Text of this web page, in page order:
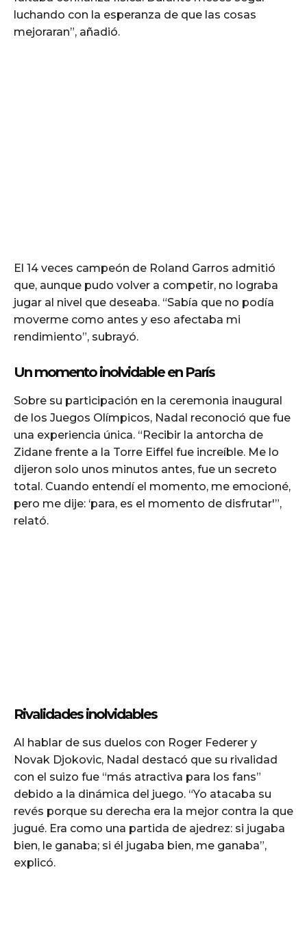
luchando con la esperanza de que las cosas
mejoraran”, añadió.
El 14 veces campeón de Roland Garros admitió
que, aunque pudo volver a competir, no lograba
jugar al nivel que deseaba. “Sabía que no podía
moverme como antes y eso afectaba mi
rendimiento”, subrayó.
Un momento inolvidable en París
Sobre su participación en la ceremonia inaugural
de los Juegos Olímpicos, Nadal reconoció que fue
una experiencia única. “Recibir la antorcha de
Zidane frente a la Torre Eiffel fue increíble. Me lo
dijeron solo unos minutos antes, fue un secreto
total. Cuando entendí el momento, me emocioné,
pero me dije: ‘para, es el momento de disfrutar'”,
relató.
Rivalidades inolvidables
Al hablar de sus duelos con Roger Federer y
Novak Djokovic, Nadal destacó que su rivalidad
con el suizo fue “más atractiva para los fans”
debido a la dinámica del juego. “Yo atacaba su
revés porque su derecha era la mejor contra la que
jugué. Era como una partida de ajedrez: si jugaba
bien, le ganaba; si él jugaba bien, me ganaba”,
explicó.